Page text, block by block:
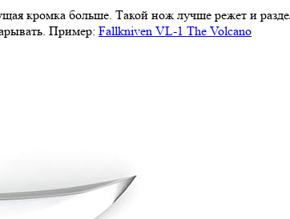
кромка больше. Такой нож лучше режет и
Пример: Fallkniven VL-1 The Volcano